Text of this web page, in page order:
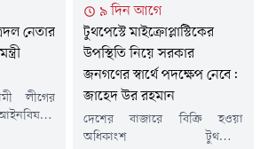
নেতার
লীগের
৯ দিন আগে
টুথপেস্টে মাইক্রোপ্লাস্টিকের
উপস্থিতি নিয়ে সরকার
জনগণের স্বার্থে পদক্ষেপ নেবে:
জাহেদ উর রহমান
দেশের বাজারে বিক্রি হওয়া
অধিকাংশ টুথপেস্টে